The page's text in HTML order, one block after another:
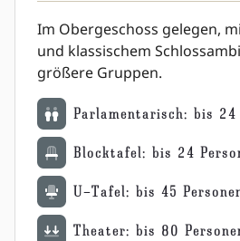
Im Obergeschoss gelegen,
und klassischem
größere Gruppen.
Parlamentarisch: bis 24
Blocktafel: bis 24
U-Tafel: bis 45
Theater: bis 80